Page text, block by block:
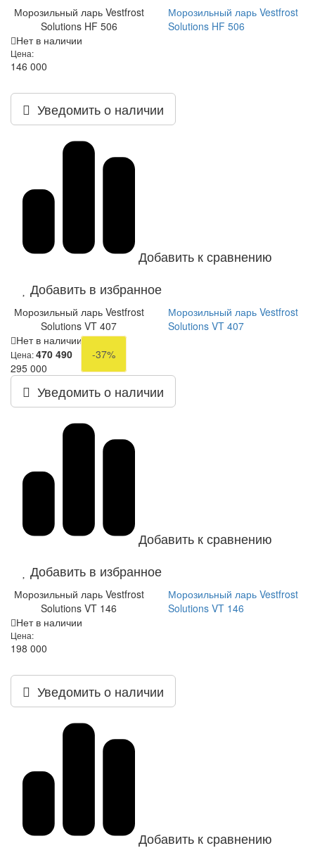
Морозильный ларь Vestfrost
Solutions HF 506
Морозильный ларь Vestfrost
Solutions HF 506
Нет в наличии
Цена:
146 000
Уведомить о наличии
Добавить к сравнению
Добавить в избранное
Морозильный ларь Vestfrost
Solutions VT 407
Морозильный ларь Vestfrost
Solutions VT 407
Нет в наличии
Цена:470 490
-37%
295 000
Уведомить о наличии
Добавить к сравнению
Добавить в избранное
Морозильный ларь Vestfrost
Solutions VT 146
Морозильный ларь Vestfrost
Solutions VT 146
Нет в наличии
Цена:
198 000
Уведомить о наличии
Добавить к сравнению